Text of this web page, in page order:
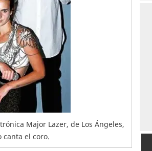
Major Lazer, de Los Ángeles,
canta el coro.